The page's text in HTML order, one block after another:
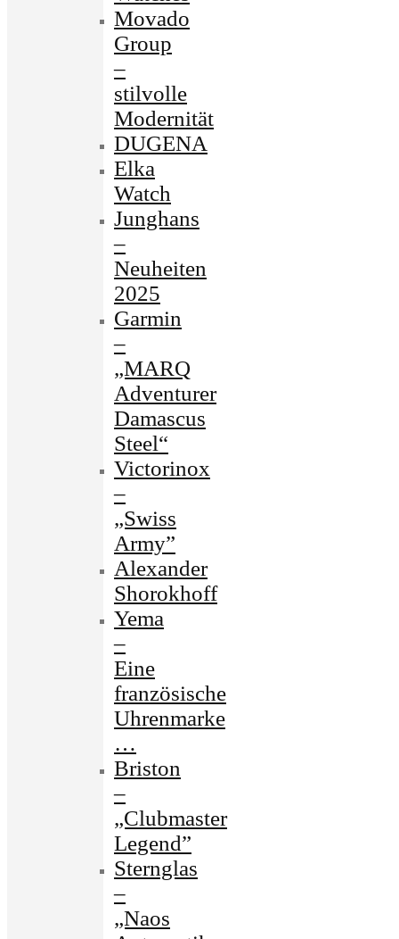
Movado
Group
–
stilvolle
Modernität
DUGENA
Elka
Watch
Junghans
–
Neuheiten
2025
Garmin
–
„MARQ
Adventurer
Damascus
Steel“
Victorinox
–
„Swiss
Army”
Alexander
Shorokhoff
Yema
–
Eine
französische
Uhrenmarke
…
Briston
–
„Clubmaster
Legend”
Sternglas
–
„Naos